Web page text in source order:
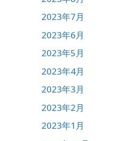
2023年7月
2023年6月
2023年5月
2023年4月
2023年3月
2023年2月
2023年1月